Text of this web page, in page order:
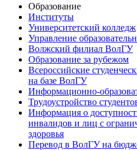
Образование
Институты
Университетский колледж
Управление
Волжский филиал ВолГУ
Образование за рубежом
Всероссийские
на базе ВолГУ
Информационно-
Трудоустройство
Информация о
инвалидов и лиц с
здоровья
Перевод в ВолГУ на